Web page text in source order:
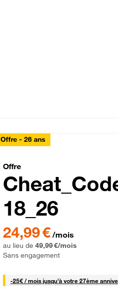
Offre - 26 ans
Cheat_Code
Offre
18_26
24,99 € /mois
au lieu de 49,99 €/mois
Sans engagement
-25€ / mois25 € par mois
jusqu'à votre 27ème